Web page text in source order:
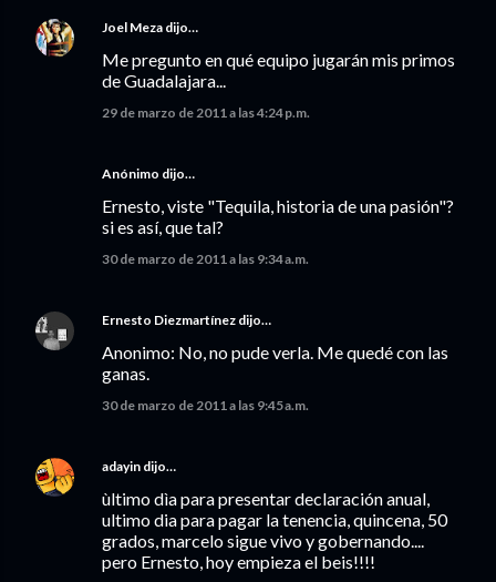
Joel Meza dijo…
Me pregunto en qué equipo jugarán mis primos
de Guadalajara...
29 de marzo de 2011 a las 4:24 p.m.
Anónimo dijo…
Ernesto, viste "Tequila, historia de una pasión"?
si es así, que tal?
30 de marzo de 2011 a las 9:34 a.m.
Ernesto Diezmartínez dijo…
Anonimo: No, no pude verla. Me quedé con las
ganas.
30 de marzo de 2011 a las 9:45 a.m.
adayin dijo…
ùltimo dìa para presentar declaración anual,
ultimo dia para pagar la tenencia, quincena, 50
grados, marcelo sigue vivo y gobernando....
pero Ernesto, hoy empieza el beis!!!!